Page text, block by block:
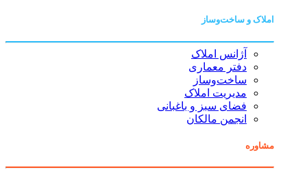
املاک و ساخت‌وساز
آژانس املاک
دفتر معماری
ساخت‌وساز
مدیریت املاک
فضای سبز و باغبانی
انجمن مالکان
مشاوره